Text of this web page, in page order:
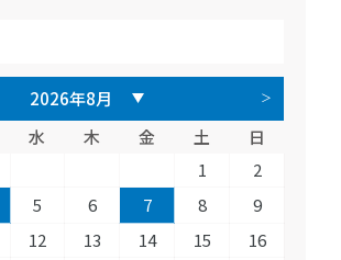
水 木 金 土
日
1
2
5 6 7 8
9
12 13 14 15
16